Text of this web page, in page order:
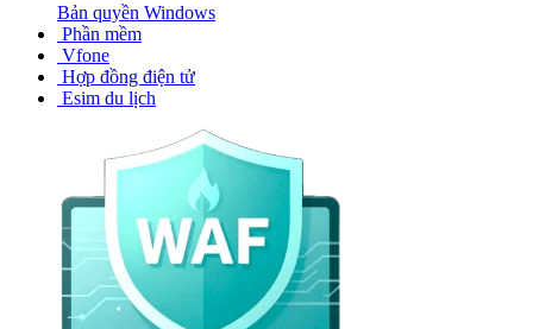
Bản quyền Windows
Phần mềm
Vfone
Hợp đồng điện tử
Esim du lịch